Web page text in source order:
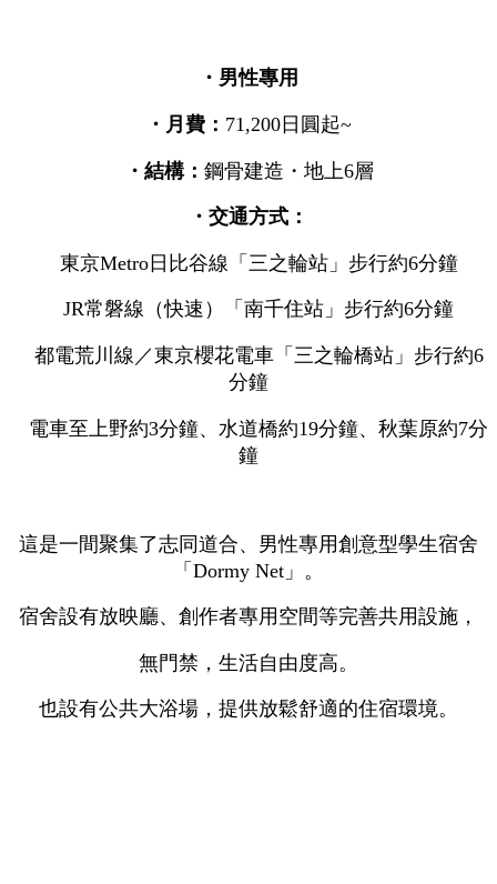
・男性專用
・月費： 71,200日圓起~
・結構： 鋼骨建造・地上6層
・交通方式：
東京Metro日比谷線「三之輪站」步行約6分鐘
JR常磐線（快速）「南千住站」步行約6分鐘
都電荒川線／東京櫻花電車「三之輪橋站」步行約6
分鐘
電車至上野約3分鐘、水道橋約19分鐘、秋葉原約7分
鐘
這是一間聚集了志同道合、男性專用創意型學生宿舍
「Dormy Net」。
宿舍設有放映廳、創作者專用空間等完善共用設施，
無門禁，生活自由度高。
也設有公共大浴場，提供放鬆舒適的住宿環境。